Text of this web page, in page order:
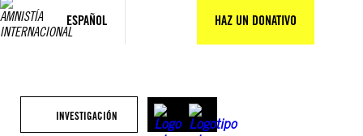
ESPAÑOL HAZ UN DONATIVO
INVESTIGACIÓN